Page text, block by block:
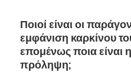
Ποιοί είναι οι
εμφάνιση καρκίνου
επομένως ποια είναι
πρόληψη;